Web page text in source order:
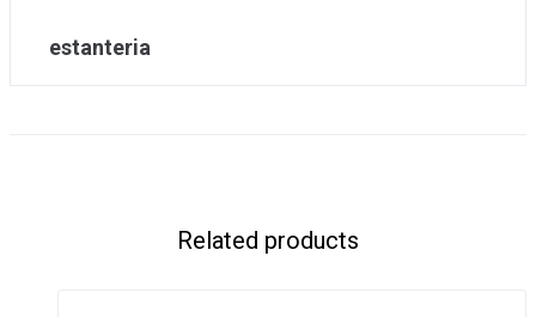
estanteria
Related products